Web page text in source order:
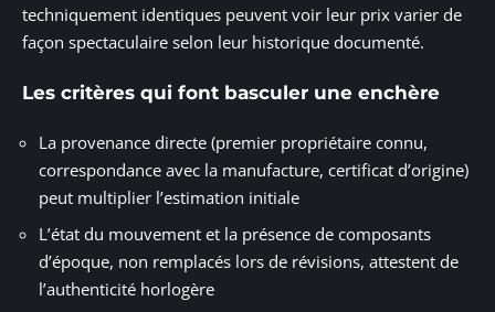
techniquement identiques peuvent voir leur prix varier de
façon spectaculaire selon leur historique documenté.
Les critères qui font basculer une enchère
La provenance directe (premier propriétaire connu,
correspondance avec la manufacture, certificat d’origine)
peut multiplier l’estimation initiale
L’état du mouvement et la présence de composants
d’époque, non remplacés lors de révisions, attestent de
l’authenticité horlogère